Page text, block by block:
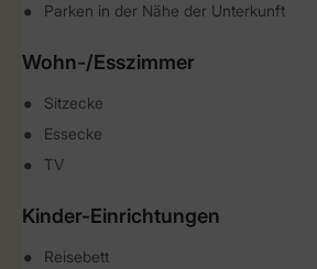
Parken in der Nähe der Unterkunft
Wohn-/Esszimmer
Sitzecke
Essecke
TV
Kinder-Einrichtungen
Reisebett